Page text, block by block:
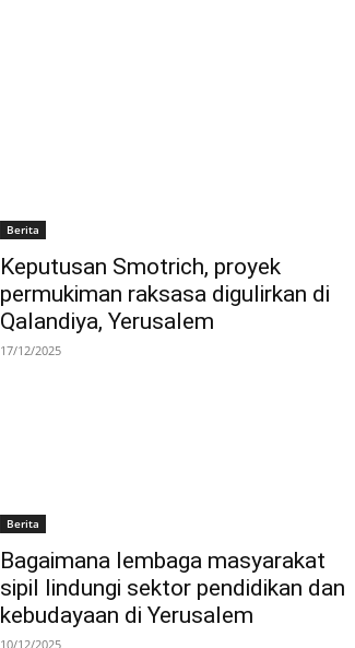
Berita
Keputusan Smotrich, proyek
permukiman raksasa digulirkan di
Qalandiya, Yerusalem
17/12/2025
Berita
Bagaimana lembaga masyarakat
sipil lindungi sektor pendidikan dan
kebudayaan di Yerusalem
10/12/2025